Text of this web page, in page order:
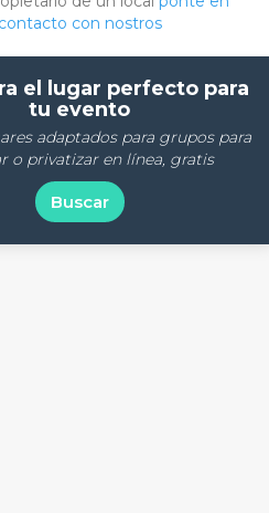
contacto con nostros
el lugar perfecto para
tu evento
adaptados para grupos para
o privatizar en línea, gratis
Buscar